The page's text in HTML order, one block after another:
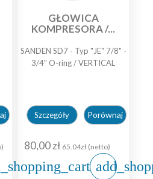
GŁOWICA
KOMPRESORA /...
SANDEN SD7 - Typ "JE" 7/8" -
3/4" O-ring / VERTICAL
Szczegóły Porównaj
80,00 zł 65.04zł (netto)